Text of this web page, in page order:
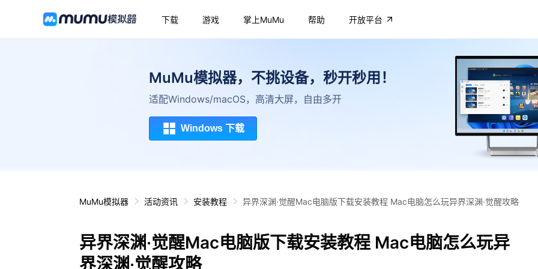
下载 游戏 掌上MuMu 帮助 开放平台
MuMu模拟器，不挑设备，秒开秒用！
适配Windows/macOS，高清大屏，自由多开
Windows 下载
MuMu模拟器 活动资讯 安装教程 异界深渊·觉醒Mac电脑版下载安装教程 Mac电脑怎么玩异界深渊·觉醒攻略
异界深渊·觉醒Mac电脑版下载安装教程 Mac电脑怎么玩异
界深渊·觉醒攻略